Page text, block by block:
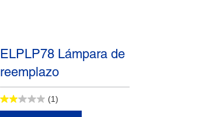
ELPLP78 Lámpara de
reemplazo
(1)